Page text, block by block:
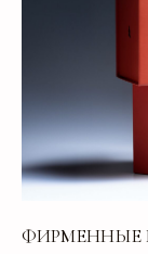
ФИРМЕННЫЕ